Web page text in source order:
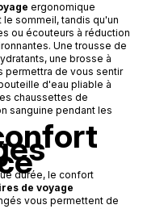
ergonomique
sommeil, tandis qu'un
ou écouteurs à réduction
Une trousse de
une brosse à
permettra de vous sentir
d'eau pliable à
chaussettes de
sanguine pendant les
durée, le confort
de voyage
vous permettent de